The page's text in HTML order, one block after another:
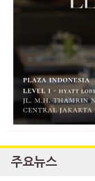
주요뉴스